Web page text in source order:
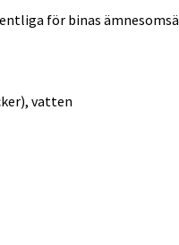
för binas
vatten